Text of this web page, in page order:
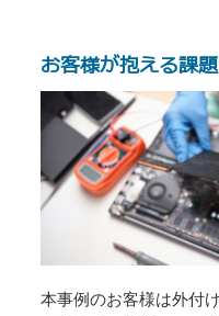
お客様が抱える課題
本事例のお客様は外付